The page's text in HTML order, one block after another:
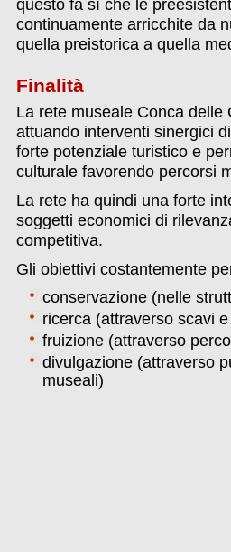
questo fa sì che le
continuamente arricchite da
quella preistorica a quella
Finalità
La rete museale Conca
attuando interventi sinergici
forte potenziale turistico e
culturale favorendo percorsi
La rete ha quindi una forte
soggetti economici di
competitiva.
Gli obiettivi costantemente
conservazione (nelle
ricerca (attraverso scavi
fruizione (attraverso
divulgazione (attraverso
museali)